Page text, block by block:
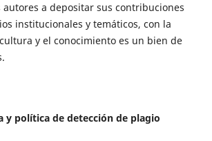
a depositar sus contribuciones
institucionales y temáticos, con la
y el conocimiento es un bien de
y política de detección de plagio